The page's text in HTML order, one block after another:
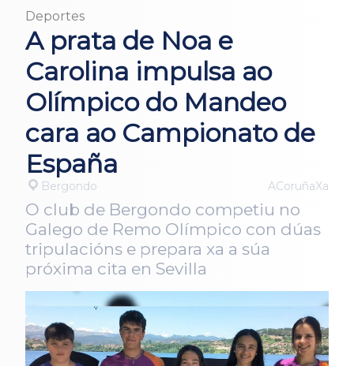
Deportes
A prata de Noa e
Carolina impulsa ao
Olímpico do Mandeo
cara ao Campionato de
España
Bergondo ACoruñaXa
O club de Bergondo competiu no
Galego de Remo Olímpico con dúas
tripulacións e prepara xa a súa
próxima cita en Sevilla